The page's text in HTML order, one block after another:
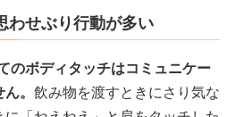
わせぶり行動が多い
のボディタッチはコミュニケー
。 飲み物を渡すときにさり気な